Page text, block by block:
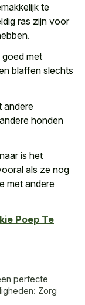
te
ras zijn voor
met
blaffen slechts
andere
honden
is het
als ze nog
met andere
Poep Te
perfecte
Zorg